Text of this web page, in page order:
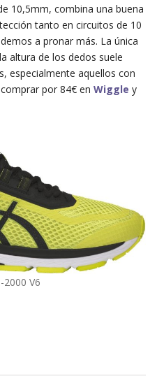
10,5mm, combina una buena
tanto en circuitos de 10
a pronar más. La única
altura de los dedos suele
especialmente aquellos con
por 84€ en Wiggle y
2000 V6